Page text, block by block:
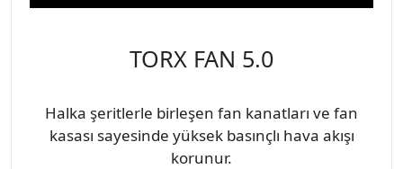
TORX FAN 5.0
Halka şeritlerle birleşen fan kanatları ve fan
kasası sayesinde yüksek basınçlı hava akışı
korunur.